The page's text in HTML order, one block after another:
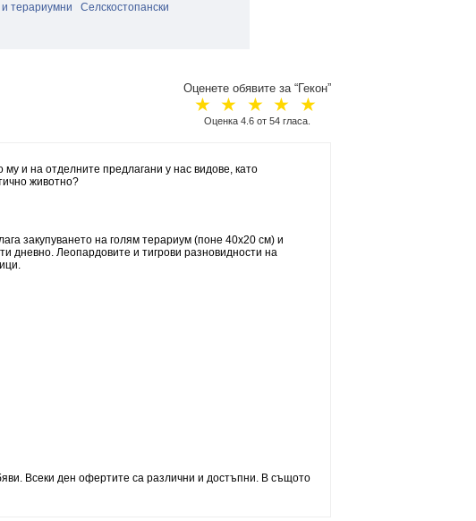
и терариумни
Селскостопански
Оценете обявите за “Гекон”
☆
☆
☆
☆
☆
Оценка 4.6 от 54 гласа.
и на отделните предлагани у нас видове, като
животно?
закупуването на голям терариум (поне 40х20 см) и
дневно. Леопардовите и тигрови разновидности на
Всеки ден офертите са различни и достъпни. В същото